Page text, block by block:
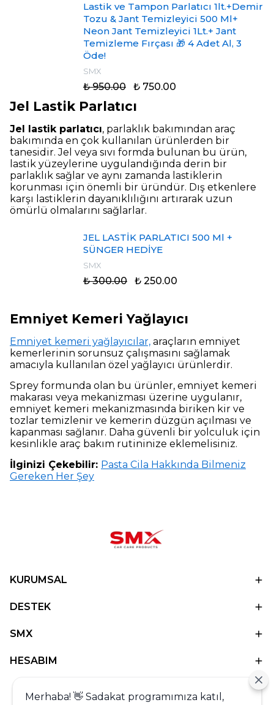
Lastik ve Tampon Parlatıcı 1lt.+Demir
Tozu & Jant Temizleyici 500 Ml+
Neon Jant Temizleyici 1Lt.+ Jant
Temizleme Fırçası 🎁 4 Adet Al, 3
Öde!
SMX
₺ 950.00 ₺ 750.00
Jel Lastik Parlatıcı
Jel lastik parlatıcı, parlaklık bakımından araç
bakımında en çok kullanılan ürünlerden bir
tanesidir. Jel veya sıvı formda bulunan bu ürün,
lastik yüzeylerine uygulandığında derin bir
parlaklık sağlar ve aynı zamanda lastiklerin
korunması için önemli bir üründür. Dış etkenlere
karşı lastiklerin dayanıklılığını artırarak uzun
ömürlü olmalarını sağlarlar.
JEL LASTİK PARLATICI 500 Ml +
SÜNGER HEDİYE
SMX
₺ 300.00 ₺ 250.00
Emniyet Kemeri Yağlayıcı
Emniyet kemeri yağlayıcılar, araçların emniyet
kemerlerinin sorunsuz çalışmasını sağlamak
amacıyla kullanılan özel yağlayıcı ürünlerdir.
Sprey formunda olan bu ürünler, emniyet kemeri
makarası veya mekanizması üzerine uygulanır,
emniyet kemeri mekanizmasında biriken kir ve
tozlar temizlenir ve kemerin düzgün açılması ve
kapanması sağlanır. Daha güvenli bir yolculuk için
kesinlikle araç bakım rutininize eklemelisiniz.
İlginizi Çekebilir: Pasta Cila Hakkında Bilmeniz
Gereken Her Şey
KURUMSAL
DESTEK
SMX
HESABIM
Merhaba! 👋 Sadakat programımıza katıl,